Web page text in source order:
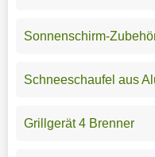
Sonnenschirm-
Schneeschaufel aus
Grillgerät 4 Brenner